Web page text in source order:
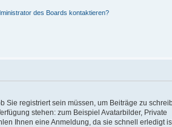
des Boards kontaktieren?
registriert sein müssen, um Beiträge zu
stehen: zum Beispiel Avatarbilder, Private
Ihnen eine Anmeldung, da sie schnell erledigt